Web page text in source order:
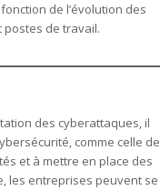
de l’évolution des
de travail.
des cyberattaques, il
comme celle de
et à mettre en place des
les entreprises peuvent se